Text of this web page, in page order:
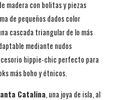
madera con bolitas y piezas
de pequeños dados color
cascada triangular de lo más
mediante nudos
hippie-chic perfecto para
más boho y étnicos.
Catalina, una joya de isla, al